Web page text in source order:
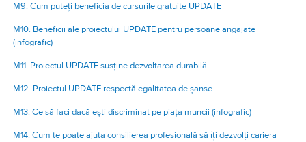
M9. Cum puteți beneficia de cursurile gratuite UPDATE
M10. Beneficii ale proiectului UPDATE pentru persoane angajate
(infografic)
M11. Proiectul UPDATE susține dezvoltarea durabilă
M12. Proiectul UPDATE respectă egalitatea de șanse
M13. Ce să faci dacă ești discriminat pe piața muncii (infografic)
M14. Cum te poate ajuta consilierea profesională să îți dezvolți cariera